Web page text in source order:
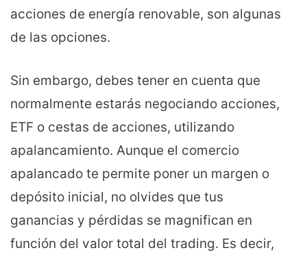
acciones de energía renovable, son algunas
de las opciones.
Sin embargo, debes tener en cuenta que
normalmente estarás negociando acciones,
ETF o cestas de acciones, utilizando
apalancamiento. Aunque el comercio
apalancado te permite poner un margen o
depósito inicial, no olvides que tus
ganancias y pérdidas se magnifican en
función del valor total del trading. Es decir,